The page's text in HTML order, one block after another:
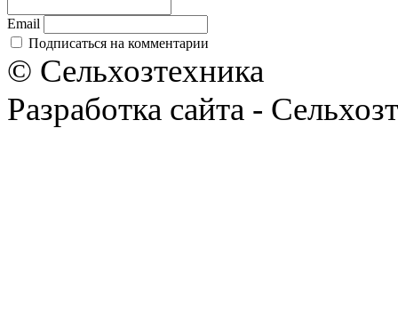
Email
Подписаться на комментарии
© Сельхозтехника
Разработка сайта -